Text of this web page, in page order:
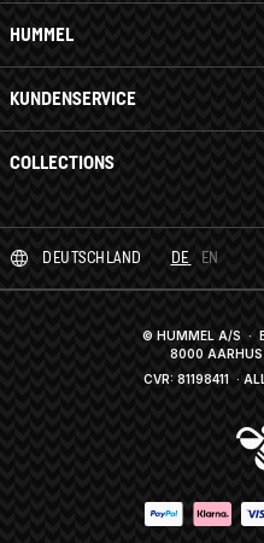
HUMMEL
KUNDENSERVICE
COLLECTIONS
DEUTSCHLAND DE EN
© HUMMEL A/S ·
8000 AARHUS
CVR: 81198411 ·